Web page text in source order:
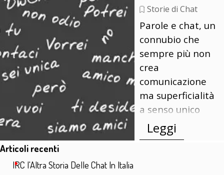
Storie di Chat
Parole e chat, un
connubio che
sempre più non
crea
comunicazione
ma superficialità
a senso unico
Leggi
Salta blocco Articoli recenti
Articoli recenti
IRC l'Altra Storia Delle Chat In Italia